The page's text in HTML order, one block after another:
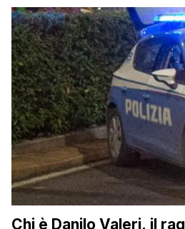
Chi è Danilo Valeri, il